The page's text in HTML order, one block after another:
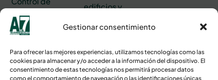
Gestionar consentimiento
Para ofrecer las mejores experiencias, utilizamos tecnologías como las
cookies para almacenar y/o acceder a la información del dispositivo. El
consentimiento de estas tecnologías nos permitirá procesar datos
como el comportamiento de navegación o las identificaciones únicas
accesos
Central de
alarmas
Servicios de
asistenciales
Ver
edificios y